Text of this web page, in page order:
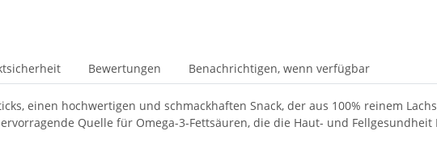
Bewertungen Benachrichtigen, wenn verfügbar
einen hochwertigen und schmackhaften Snack, der aus 100% reinem
Quelle für Omega-3-Fettsäuren, die die Haut- und